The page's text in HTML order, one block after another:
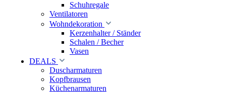
Schuhregale
Ventilatoren
Wohndekoration
Kerzenhalter / Ständer
Schalen / Becher
Vasen
DEALS
Duscharmaturen
Kopfbrausen
Küchenarmaturen